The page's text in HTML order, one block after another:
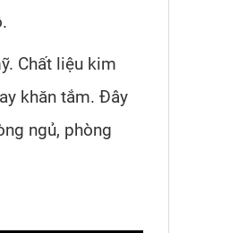
Chất liệu kim
khăn tắm. Đây
ngủ, phòng